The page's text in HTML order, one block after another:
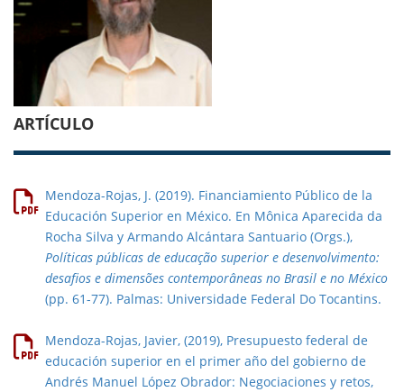
ARTÍCULO
Mendoza-Rojas, J. (2019). Financiamiento Público de la
Educación Superior en México. En Mônica Aparecida da
Rocha Silva y Armando Alcántara Santuario (Orgs.),
Políticas públicas de educação superior e desenvolvimento:
desafios e dimensões contemporâneas no Brasil e no México
(pp. 61-77). Palmas: Universidade Federal Do Tocantins.
Mendoza-Rojas, Javier, (2019), Presupuesto federal de
educación superior en el primer año del gobierno de
Andrés Manuel López Obrador: Negociaciones y retos,